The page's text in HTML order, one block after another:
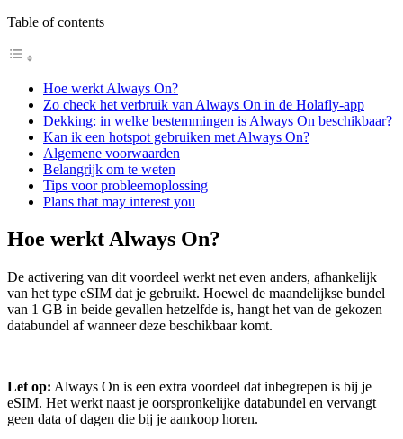
Table of contents
Hoe werkt Always On?
Zo check het verbruik van Always On in de Holafly-app
Dekking: in welke bestemmingen is Always On beschikbaar?
Kan ik een hotspot gebruiken met Always On?
Algemene voorwaarden
Belangrijk om te weten
Tips voor probleemoplossing
Plans that may interest you
Hoe werkt Always On?
De activering van dit voordeel werkt net even anders, afhankelijk
van het type eSIM dat je gebruikt. Hoewel de maandelijkse bundel
van 1 GB in beide gevallen hetzelfde is, hangt het van de gekozen
databundel af wanneer deze beschikbaar komt.
Let op: Always On is een extra voordeel dat inbegrepen is bij je
eSIM. Het werkt naast je oorspronkelijke databundel en vervangt
geen data of dagen die bij je aankoop horen.